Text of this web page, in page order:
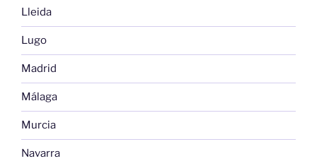
Lleida
Lugo
Madrid
Málaga
Murcia
Navarra